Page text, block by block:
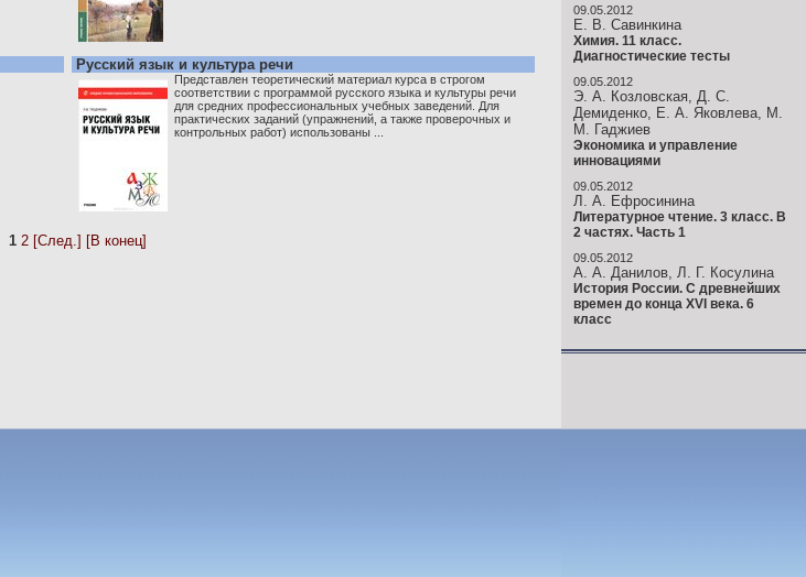
Русский язык и культура речи
Представлен теоретический материал курса в строгом
соответствии с программой русского языка и культуры речи
для средних профессиональных учебных заведений. Для
практических заданий (упражнений, а также проверочных и
контрольных работ) использованы ...
1 2 [След.] [В конец]
09.05.2012
Е. В. Савинкина
Химия. 11 класс.
Диагностические тесты
09.05.2012
Э. А. Козловская, Д. С.
Демиденко, Е. А. Яковлева, М.
М. Гаджиев
Экономика и управление
инновациями
09.05.2012
Л. А. Ефросинина
Литературное чтение. 3 класс. В
2 частях. Часть 1
09.05.2012
А. А. Данилов, Л. Г. Косулина
История России. С древнейших
времен до конца XVI века. 6
класс